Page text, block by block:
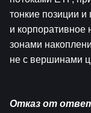
тонкие позиции
и корпоративное
зонами
не с вершинами
Отказ от